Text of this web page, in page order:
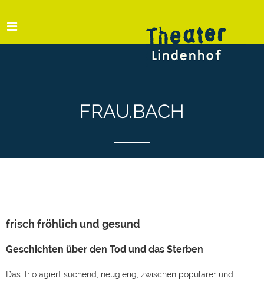
FRAU.BACH
frisch fröhlich und gesund
Geschichten über den Tod und das Sterben
Das Trio agiert suchend, neugierig, zwischen populärer und